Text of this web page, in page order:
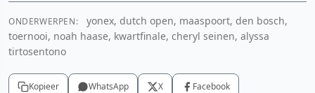
ONDERWERPEN:
yonex, dutch open, maaspoort, den bosch,
toernooi, noah haase, kwartfinale, cheryl seinen, alyssa
tirtosentono
Kopieer WhatsApp X Facebook